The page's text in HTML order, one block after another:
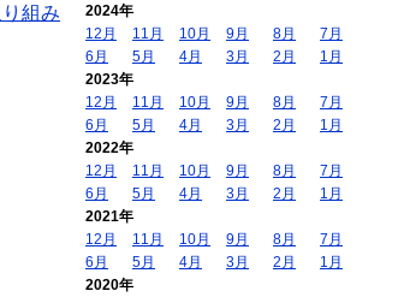
り組み
2024年
12月
11月 10月 9月 8月
7月
6月
5月 4月 3月 2月
1月
2023年
12月
11月 10月 9月 8月
7月
6月
5月 4月 3月 2月
1月
2022年
12月
11月 10月 9月 8月
7月
6月
5月 4月 3月 2月
1月
2021年
12月
11月 10月 9月 8月
7月
6月
5月 4月 3月 2月
1月
2020年